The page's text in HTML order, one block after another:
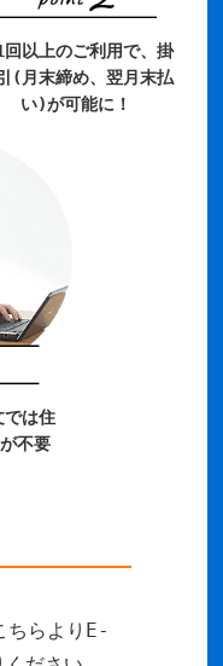
回以上のご利用で、掛
(月末締め、翌月末払
い)が可能に！
では住
不要
ちらよりE-